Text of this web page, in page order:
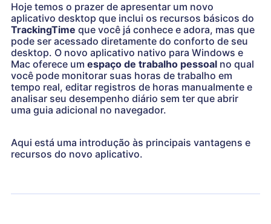
Hoje temos o prazer de apresentar um novo
aplicativo desktop que inclui os recursos básicos do
TrackingTime que você já conhece e adora, mas que
pode ser acessado diretamente do conforto de seu
desktop. O novo aplicativo nativo para Windows e
Mac oferece um espaço de trabalho pessoal no qual
você pode monitorar suas horas de trabalho em
tempo real, editar registros de horas manualmente e
analisar seu desempenho diário sem ter que abrir
uma guia adicional no navegador.
Aqui está uma introdução às principais vantagens e
recursos do novo aplicativo.